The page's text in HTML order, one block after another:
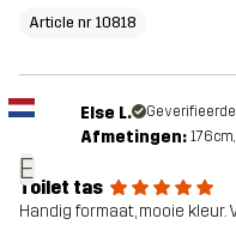
Article nr 10818
E
Else L.
Afmetingen:
Toilet tas
Handig formaat, mooie